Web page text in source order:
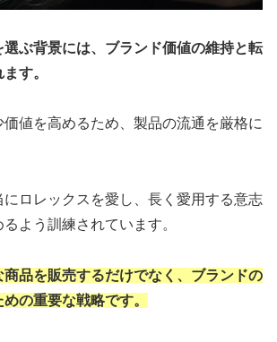
選ぶ背景には、ブランド価値の維持と転
す。
価値を高めるため、製品の流通を厳格に
にロレックスを愛し、長く愛用する意志
よう訓練されています。
商品を販売するだけでなく、ブランドの
の重要な戦略です。